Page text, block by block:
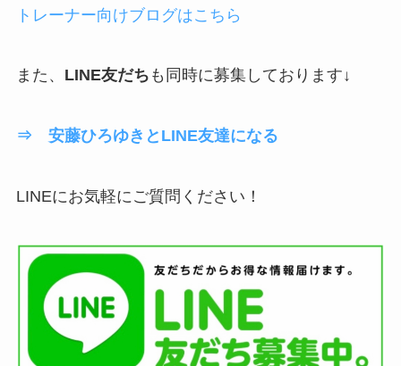
トレーナー向けブログはこちら
また、 LINE友だち も同時に募集しております↓
⇒ 安藤ひろゆきとLINE友達になる
LINEにお気軽にご質問ください！